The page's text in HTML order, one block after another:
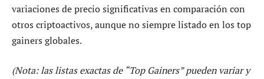
variaciones de precio significativas en comparación con
otros criptoactivos, aunque no siempre listado en los top
gainers globales.
(Nota: las listas exactas de “Top Gainers” pueden variar y